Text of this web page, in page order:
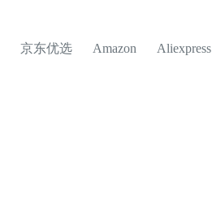
京东优选 Amazon Aliexpress